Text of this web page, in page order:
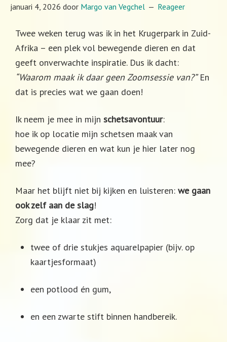
januari 4, 2026 door Margo van Vegchel Reageer
Twee weken terug was ik in het Krugerpark in Zuid-
Afrika – een plek vol bewegende dieren en dat
geeft onverwachte inspiratie. Dus ik dacht:
“Waarom maak ik daar geen Zoomsessie van?”En
dat is precies wat we gaan doen!
Ik neem je mee in mijn schetsavontuur:
hoe ik op locatie mijn schetsen maak van
bewegende dieren en wat kun je hier later nog
mee?
Maar het blijft niet bij kijken en luisteren: we gaan
ook zelf aan de slag!
Zorg dat je klaar zit met:
twee of drie stukjes aquarelpapier (bijv. op
kaartjesformaat)
een potlood én gum,
en een zwarte stift binnen handbereik.